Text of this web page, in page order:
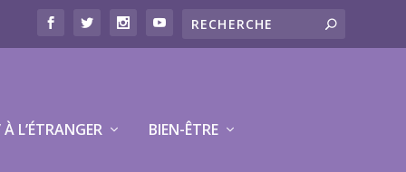
À L’ÉTRANGER
BIEN-ÊTRE